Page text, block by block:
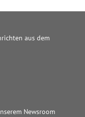
aus dem
Newsroom